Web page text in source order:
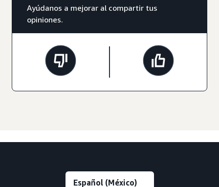
Ayúdanos a mejorar al compartir tus
opiniones.